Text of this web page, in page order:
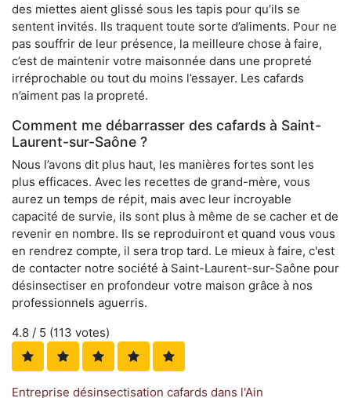
des miettes aient glissé sous les tapis pour qu’ils se
sentent invités. Ils traquent toute sorte d’aliments. Pour ne
pas souffrir de leur présence, la meilleure chose à faire,
c’est de maintenir votre maisonnée dans une propreté
irréprochable ou tout du moins l’essayer. Les cafards
n’aiment pas la propreté.
Comment me débarrasser des cafards à Saint-
Laurent-sur-Saône ?
Nous l’avons dit plus haut, les manières fortes sont les
plus efficaces. Avec les recettes de grand-mère, vous
aurez un temps de répit, mais avec leur incroyable
capacité de survie, ils sont plus à même de se cacher et de
revenir en nombre. Ils se reproduiront et quand vous vous
en rendrez compte, il sera trop tard. Le mieux à faire, c'est
de contacter notre société à Saint-Laurent-sur-Saône pour
désinsectiser en profondeur votre maison grâce à nos
professionnels aguerris.
4.8 / 5 (113 votes)
Entreprise désinsectisation cafards dans l'Ain